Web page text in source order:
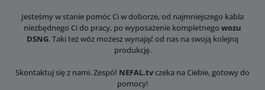
Jesteśmy w stanie pomóc Ci w doborze, od najmniejszego kabla
niezbędnego Ci do pracy, po wyposażenie kompletnego wozu
DSNG. Taki też wóz możesz wynająć od nas na swoją kolejną
produkcję.
Skontaktuj się z nami. Zespół NEFAL.tvczeka na Ciebie, gotowy do
pomocy!